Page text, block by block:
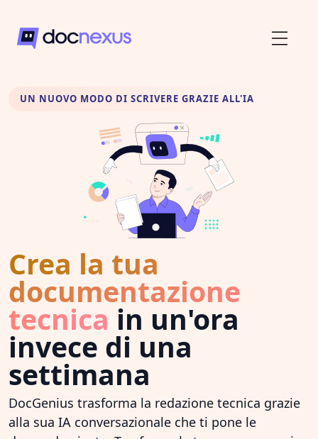
UN NUOVO MODO DI SCRIVERE GRAZIE ALL'IA
Crea la tua
documentazione
tecnica in un'ora
invece di una
settimana
DocGenius trasforma la redazione tecnica grazie
alla sua IA conversazionale che ti pone le